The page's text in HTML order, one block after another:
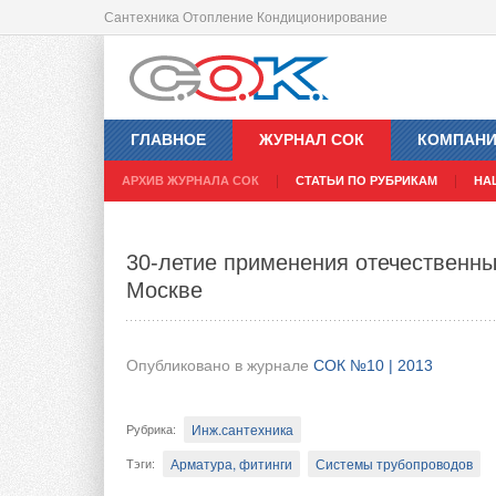
Сантехника Отопление Кондиционирование
ГЛАВНОЕ ЖУРНАЛ СОК
АРХИВ ЖУРНАЛА СОК СТАТЬИ ПО РУБРИКАМ
30-летие применения
Москве
Опубликовано в журнале СОК №10 | 2013
Рубрика: Инж.сантехника
Тэги: Арматура, фитинги Системы трубопроводов
KSB Etaline + SuPremE: экономия
Опубликовано в журнале СОК №10 | 2013
Тэги: КСБ, ООО KSB Насосные станции и спец.
октября 2013 года при покупке насоса